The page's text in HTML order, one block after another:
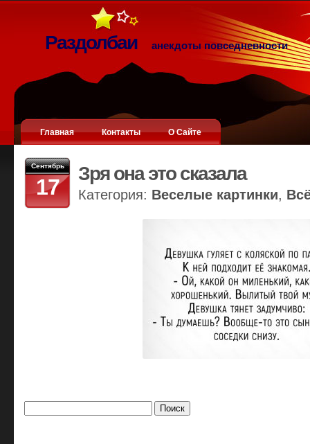
Раздолбаи анекдоты повседневности
Главная Контакты О Сайте
Сентябрь
17
Зря она это сказала
Категория: Веселые картинки,